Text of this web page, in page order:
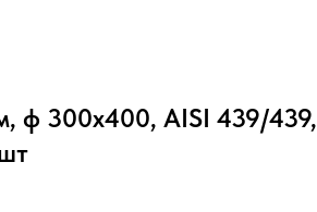
ф 300х400, AISI 439/439,